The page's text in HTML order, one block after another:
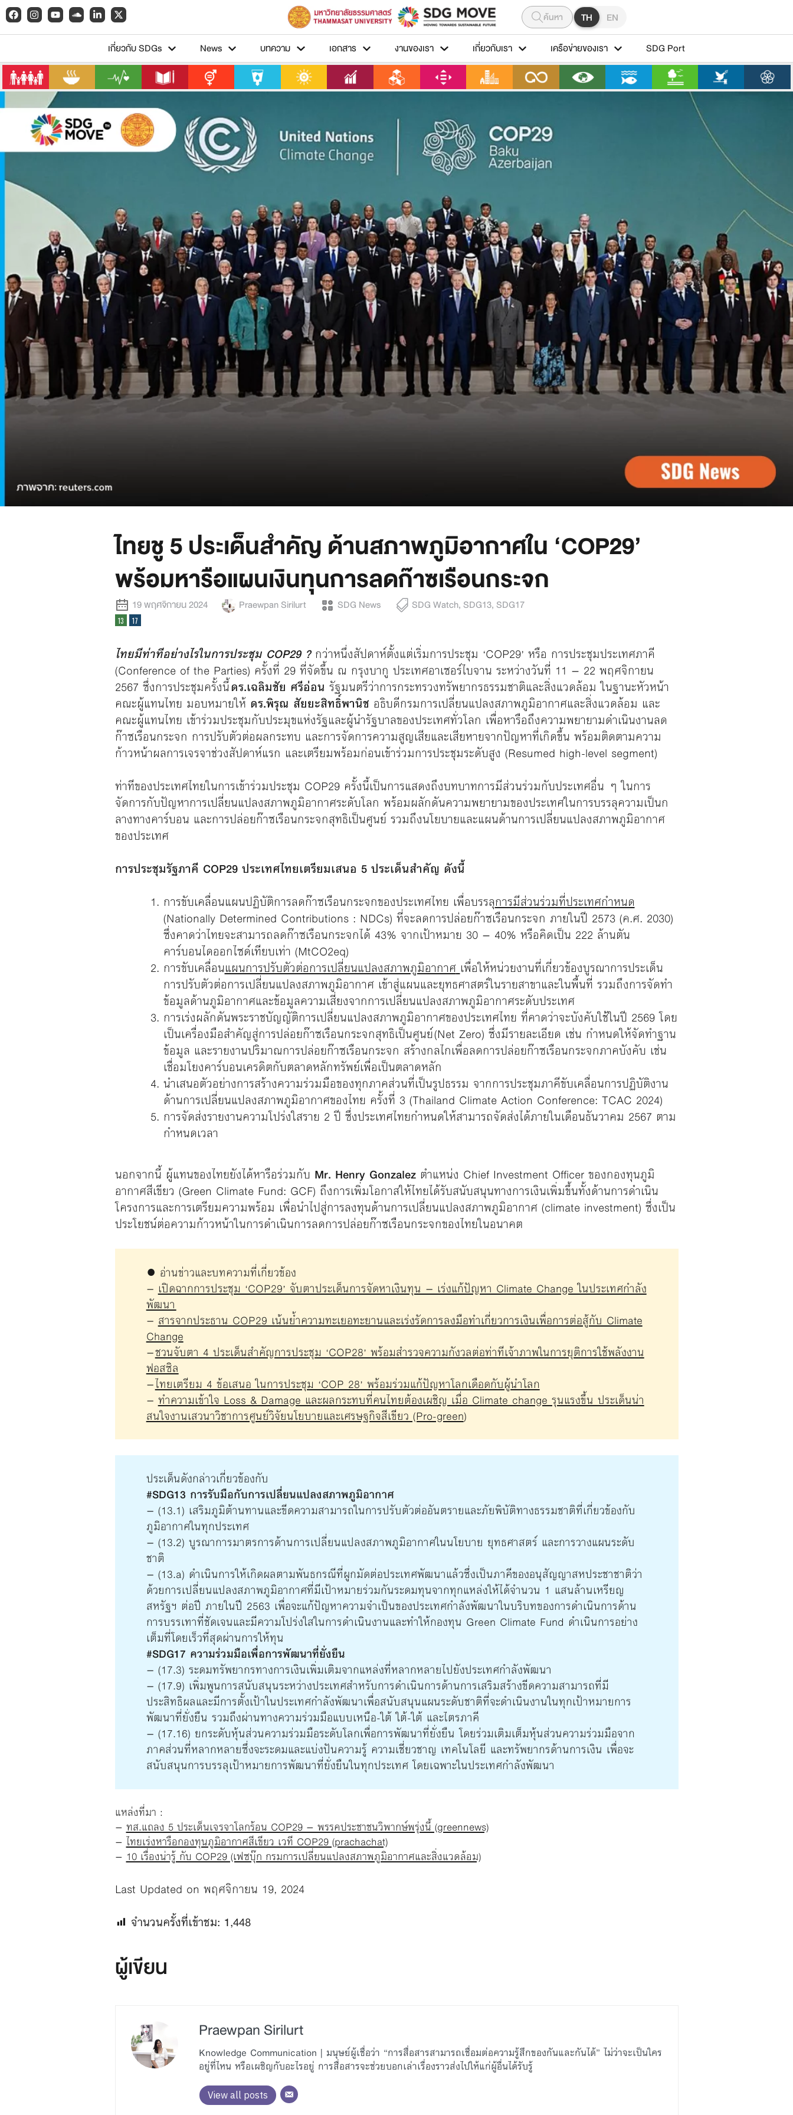
ค้นหา TH EN
เกี่ยวกับ SDGs News บทความ เอกสาร งานของเรา เกี่ยวกับเรา เครือข่ายของเรา SDG Port
ไทยชู 5 ประเด็นสำคัญ ด้านสภาพภูมิอากาศใน ‘COP29’
พร้อมหารือแผนเงินทุนการลดก๊าซเรือนกระจก
19 พฤศจิกายน 2024 Praewpan Sirilurt SDG News SDG Watch, SDG13, SDG17
ไทยมีท่าทีอย่างไรในการประชุม COP29 ?กว่าหนึ่งสัปดาห์ตั้งแต่เริ่มการประชุม ‘COP29’ หรือ การประชุมประเทศภาคี
(Conference of the Parties) ครั้งที่ 29 ที่จัดขึ้น ณ กรุงบากู ประเทศอาเซอร์ไบจาน ระหว่างวันที่ 11 – 22 พฤศจิกายน
2567 ซึ่งการประชุมครั้งนี้ดร.เฉลิมชัย ศรีอ่อน รัฐมนตรีว่าการกระทรวงทรัพยากรธรรมชาติและสิ่งแวดล้อม ในฐานะหัวหน้า
คณะผู้แทนไทย มอบหมายให้ ดร.พิรุณ สัยยะสิทธิ์พานิช อธิบดีกรมการเปลี่ยนแปลงสภาพภูมิอากาศและสิ่งแวดล้อม และ
คณะผู้แทนไทย เข้าร่วมประชุมกับประมุขแห่งรัฐและผู้นำรัฐบาลของประเทศทั่วโลก เพื่อหารือถึงความพยายามดำเนินงานลด
ก๊าซเรือนกระจก การปรับตัวต่อผลกระทบ และการจัดการความสูญเสียและเสียหายจากปัญหาที่เกิดขึ้น พร้อมติดตามความ
ก้าวหน้าผลการเจรจาช่วงสัปดาห์แรก และเตรียมพร้อมก่อนเข้าร่วมการประชุมระดับสูง (Resumed high-level segment)
ท่าทีของประเทศไทยในการเข้าร่วมประชุม COP29 ครั้งนี้เป็นการแสดงถึงบทบาทการมีส่วนร่วมกับประเทศอื่น ๆ ในการ
จัดการกับปัญหาการเปลี่ยนแปลงสภาพภูมิอากาศระดับโลก พร้อมผลักดันความพยายามของประเทศในการบรรลุความเป็นก
ลางทางคาร์บอน และการปล่อยก๊าซเรือนกระจกสุทธิเป็นศูนย์ รวมถึงนโยบายและแผนด้านการเปลี่ยนแปลงสภาพภูมิอากาศ
ของประเทศ
การประชุมรัฐภาคี COP29 ประเทศไทยเตรียมเสนอ 5 ประเด็นสำคัญ ดังนี้
การขับเคลื่อนแผนปฏิบัติการลดก๊าซเรือนกระจกของประเทศไทย เพื่อบรรลุการมีส่วนร่วมที่ประเทศกำหนด
(Nationally Determined Contributions : NDCs) ที่จะลดการปล่อยก๊าซเรือนกระจก ภายในปี 2573 (ค.ศ. 2030)
ซึ่งคาดว่าไทยจะสามารถลดก๊าซเรือนกระจกได้ 43% จากเป้าหมาย 30 – 40% หรือคิดเป็น 222 ล้านตัน
คาร์บอนไดออกไซด์เทียบเท่า (MtCO2eq)
การขับเคลื่อนแผนการปรับตัวต่อการเปลี่ยนแปลงสภาพภูมิอากาศ เพื่อให้หน่วยงานที่เกี่ยวข้องบูรณาการประเด็น
การปรับตัวต่อการเปลี่ยนแปลงสภาพภูมิอากาศ เข้าสู่แผนและยุทธศาสตร์ในรายสาขาและในพื้นที่ รวมถึงการจัดทำ
ข้อมูลด้านภูมิอากาศและข้อมูลความเสี่ยงจากการเปลี่ยนแปลงสภาพภูมิอากาศระดับประเทศ
การเร่งผลักดันพระราชบัญญัติการเปลี่ยนแปลงสภาพภูมิอากาศของประเทศไทย ที่คาดว่าจะบังคับใช้ในปี 2569 โดย
เป็นเครื่องมือสำคัญสู่การปล่อยก๊าซเรือนกระจกสุทธิเป็นศูนย์ (Net Zero) ซึ่งมีรายละเอียด เช่น กำหนดให้จัดทำฐาน
ข้อมูล และรายงานปริมาณการปล่อยก๊าซเรือนกระจก สร้างกลไกเพื่อลดการปล่อยก๊าซเรือนกระจกภาคบังคับ เช่น
เชื่อมโยงคาร์บอนเครดิตกับตลาดหลักทรัพย์เพื่อเป็นตลาดหลัก
นำเสนอตัวอย่างการสร้างความร่วมมือของทุกภาคส่วนที่เป็นรูปธรรม จากการประชุมภาคีขับเคลื่อนการปฏิบัติงาน
ด้านการเปลี่ยนแปลงสภาพภูมิอากาศของไทย ครั้งที่ 3 (Thailand Climate Action Conference: TCAC 2024)
การจัดส่งรายงานความโปร่งใสราย 2 ปี ซึ่งประเทศไทยกำหนดให้สามารถจัดส่งได้ภายในเดือนธันวาคม 2567 ตาม
กำหนดเวลา
นอกจากนี้ ผู้แทนของไทยยังได้หารือร่วมกับ Mr. Henry Gonzalezตำแหน่ง Chief Investment Officer ของกองทุนภูมิ
อากาศสีเขียว (Green Climate Fund: GCF) ถึงการเพิ่มโอกาสให้ไทยได้รับสนับสนุนทางการเงินเพิ่มขึ้นทั้งด้านการดำเนิน
โครงการและการเตรียมความพร้อม เพื่อนำไปสู่การลงทุนด้านการเปลี่ยนแปลงสภาพภูมิอากาศ (climate investment) ซึ่งเป็น
ประโยชน์ต่อความก้าวหน้าในการดำเนินการลดการปล่อยก๊าซเรือนกระจกของไทยในอนาคต
● อ่านข่าวและบทความที่เกี่ยวข้อง
–เปิดฉากการประชุม ‘COP29’ จับตาประเด็นการจัดหาเงินทุน – เร่งแก้ปัญหา Climate Change ในประเทศกำลัง
พัฒนา
–สารจากประธาน COP29 เน้นย้ำความทะเยอทะยานและเร่งรัดการลงมือทำเกี่ยวการเงินเพื่อการต่อสู้กับ Climate
Change
–ชวนจับตา 4 ประเด็นสำคัญการประชุม ‘COP28’ พร้อมสำรวจความกังวลต่อท่าทีเจ้าภาพในการยุติการใช้พลังงาน
ฟอสซิล
–ไทยเตรียม 4 ข้อเสนอ ในการประชุม ‘COP 28’ พร้อมร่วมแก้ปัญหาโลกเดือดกับผู้นำโลก
–ทำความเข้าใจ Loss & Damage และผลกระทบที่คนไทยต้องเผชิญ เมื่อ Climate change รุนแรงขึ้น ประเด็นน่า
สนใจงานเสวนาวิชาการศูนย์วิจัยนโยบายและเศรษฐกิจสีเขียว (Pro-green)
ประเด็นดังกล่าวเกี่ยวข้องกับ
#SDG13 การรับมือกับการเปลี่ยนแปลงสภาพภูมิอากาศ
– (13.1) เสริมภูมิต้านทานและขีดความสามารถในการปรับตัวต่ออันตรายและภัยพิบัติทางธรรมชาติที่เกี่ยวข้องกับ
ภูมิอากาศในทุกประเทศ
– (13.2) บูรณาการมาตรการด้านการเปลี่ยนแปลงสภาพภูมิอากาศในนโยบาย ยุทธศาสตร์ และการวางแผนระดับ
ชาติ
– (13.a) ดำเนินการให้เกิดผลตามพันธกรณีที่ผูกมัดต่อประเทศพัฒนาแล้วซึ่งเป็นภาคีของอนุสัญญาสหประชาชาติว่า
ด้วยการเปลี่ยนแปลงสภาพภูมิอากาศที่มีเป้าหมายร่วมกันระดมทุนจากทุกแหล่งให้ได้จำนวน 1 แสนล้านเหรียญ
สหรัฐฯ ต่อปี ภายในปี 2563 เพื่อจะแก้ปัญหาความจำเป็นของประเทศกำลังพัฒนาในบริบทของการดำเนินการด้าน
การบรรเทาที่ชัดเจนและมีความโปร่งใสในการดำเนินงานและทำให้กองทุน Green Climate Fund ดำเนินการอย่าง
เต็มที่โดยเร็วที่สุดผ่านการให้ทุน
#SDG17 ความร่วมมือเพื่อการพัฒนาที่ยั่งยืน
– (17.3) ระดมทรัพยากรทางการเงินเพิ่มเติมจากแหล่งที่หลากหลายไปยังประเทศกำลังพัฒนา
– (17.9) เพิ่มพูนการสนับสนุนระหว่างประเทศสำหรับการดำเนินการด้านการเสริมสร้างขีดความสามารถที่มี
ประสิทธิผลและมีการตั้งเป้าในประเทศกำลังพัฒนาเพื่อสนับสนุนแผนระดับชาติที่จะดำเนินงานในทุกเป้าหมายการ
พัฒนาที่ยั่งยืน รวมถึงผ่านทางความร่วมมือแบบเหนือ-ใต้ ใต้-ใต้ และไตรภาคี
– (17.16) ยกระดับหุ้นส่วนความร่วมมือระดับโลกเพื่อการพัฒนาที่ยั่งยืน โดยร่วมเติมเต็มหุ้นส่วนความร่วมมือจาก
ภาคส่วนที่หลากหลายซึ่งจะระดมและแบ่งปันความรู้ ความเชี่ยวชาญ เทคโนโลยี และทรัพยากรด้านการเงิน เพื่อจะ
สนับสนุนการบรรลุเป้าหมายการพัฒนาที่ยั่งยืนในทุกประเทศ โดยเฉพาะในประเทศกำลังพัฒนา
แหล่งที่มา :
– ทส.แถลง 5 ประเด็นเจรจาโลกร้อน COP29 – พรรคประชาชนวิพากษ์พรุ่งนี้ (greennews)
– ไทยเร่งหารือกองทุนภูมิอากาศสีเขียว เวที COP29 (prachachat)
– 10 เรื่องน่ารู้ กับ COP29 (เฟซบุ๊ก กรมการเปลี่ยนแปลงสภาพภูมิอากาศและสิ่งแวดล้อม)
Last Updated on พฤศจิกายน 19, 2024
จำนวนครั้งที่เข้าชม: 1,448
ผู้เขียน
Praewpan Sirilurt
Knowledge Communication | มนุษย์ผู้เชื่อว่า “การสื่อสารสามารถเชื่อมต่อความรู้สึกของกันและกันได้” ไม่ว่าจะเป็นใคร
อยู่ที่ไหน หรือเผชิญกับอะไรอยู่ การสื่อสารจะช่วยบอกเล่าเรื่องราวส่งไปให้แก่ผู้อื่นได้รับรู้
View all posts